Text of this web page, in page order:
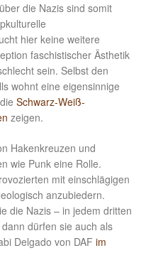
die Nazis sind somit
hier keine weitere
faschistischer Ästhetik
sein. Selbst den
wohnt eine eigensinnige
Schwarz-Weiß-
zeigen.
Hakenkreuzen und
wie Punk eine Rolle.
mit einschlägigen
anzubiedern.
die Nazis – in jedem dritten
dürfen sie auch als
Delgado von DAF im